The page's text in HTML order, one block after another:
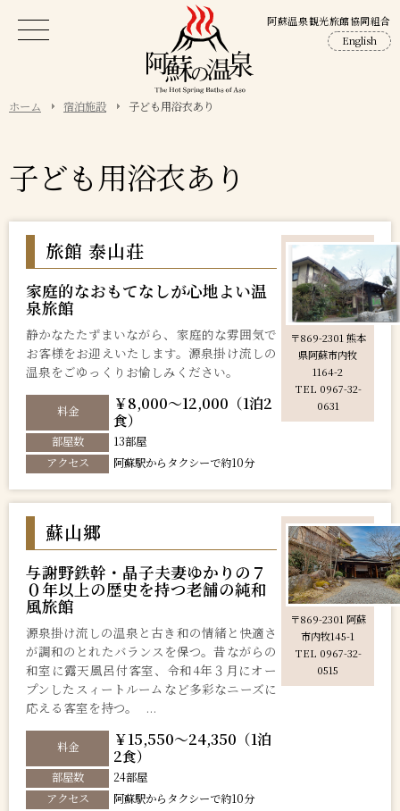
阿蘇温泉観光旅館協同組合
English
ホーム 宿泊施設 子ども用浴衣あり
子ども用浴衣あり
旅館 泰山荘
家庭的なおもてなしが心地よい温
泉旅館
静かなたたずまいながら、家庭的な雰囲気で
お客様をお迎えいたします。源泉掛け流しの
温泉をごゆっくりお愉しみください。
料金
￥8,000～12,000（1泊2
食）
部屋数
13部屋
アクセス
阿蘇駅からタクシーで約10分
〒869-2301 熊本
県阿蘇市内牧
1164-2
TEL 0967-32-
0631
蘇山郷
与謝野鉄幹・晶子夫妻ゆかりの７
０年以上の歴史を持つ老舗の純和
風旅館
源泉掛け流しの温泉と古き和の情緒と快適さ
が調和のとれたバランスを保つ。昔ながらの
和室に露天風呂付客室、令和4年３月にオー
プンしたスィートルームなど多彩なニーズに
応える客室を持つ。 ...
料金
￥15,550～24,350（1泊
2食）
部屋数
24部屋
アクセス
阿蘇駅からタクシーで約10分
〒869-2301 阿蘇
市内牧145-1
TEL 0967-32-
0515